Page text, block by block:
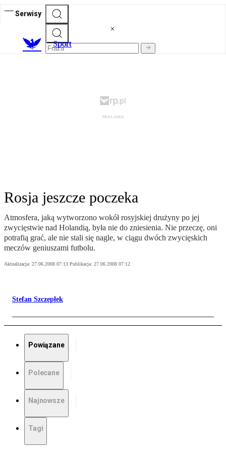
Serwisy
Sport
Rosja jeszcze poczeka
Atmosfera, jaką wytworzono wokół rosyjskiej drużyny po jej
zwycięstwie nad Holandią, była nie do zniesienia. Nie przeczę, oni
potrafią grać, ale nie stali się nagle, w ciągu dwóch zwycięskich
meczów geniuszami futbolu.
Aktualizacja: 27.06.2008 07:13 Publikacja: 27.06.2008 07:12
Stefan Szczepłek
Powiązane
Polecane
Najnowsze
Tagi